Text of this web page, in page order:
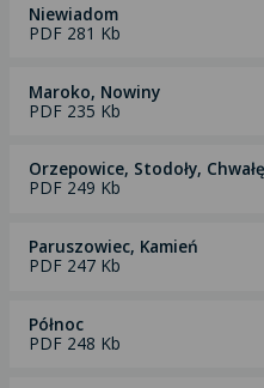
Niewiadom
PDF 281 Kb
Maroko, Nowiny
PDF 235 Kb
Orzepowice, Stodoły,
PDF 249 Kb
Paruszowiec, Kamień
PDF 247 Kb
Północ
PDF 248 Kb